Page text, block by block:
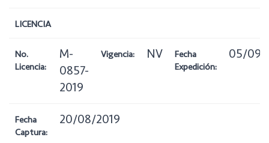
LICENCIA
No.
Licencia:
M-
0857-
2019
Vigencia: NV
Fecha
Expedición:
05/09/
Fecha
Captura:
20/08/2019